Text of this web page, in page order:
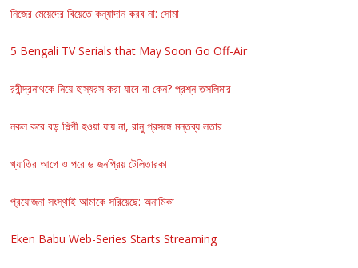
নিজের মেয়েদের বিয়েতে কন্যাদান করব না: সোমা
5 Bengali TV Serials that May Soon Go Off-Air
রবীন্দ্রনাথকে নিয়ে হাস্যরস করা যাবে না কেন? প্রশ্ন তসলিমার
নকল করে বড় শিল্পী হওয়া যায় না, রানু প্রসঙ্গে মন্তব্য লতার
খ্যাতির আগে ও পরে ৬ জনপ্রিয় টেলিতারকা
প্রযোজনা সংস্থাই আমাকে সরিয়েছে: অনামিকা
Eken Babu Web-Series Starts Streaming